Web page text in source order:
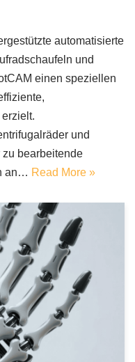
automatisierte
und
einen speziellen
und
bearbeitende
an… Read More »